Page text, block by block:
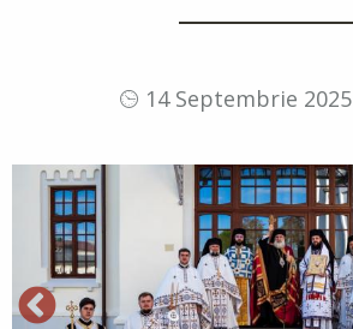
14 Septembrie 2025